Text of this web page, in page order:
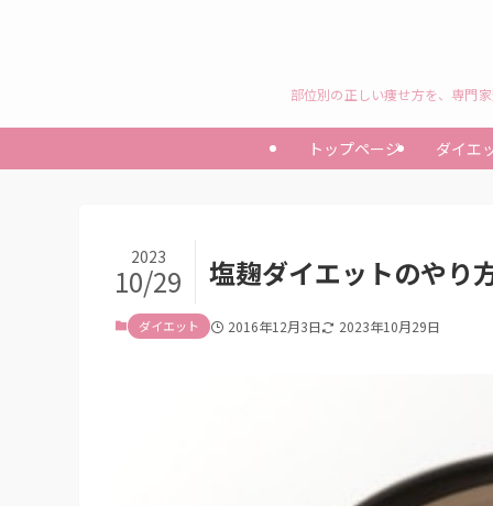
部位別の正しい痩せ方を、専門
トップページ ダイエ
塩麹ダイエットのやり
2023
10/29
ダイエット 2016年12月3日 2023年10月29日